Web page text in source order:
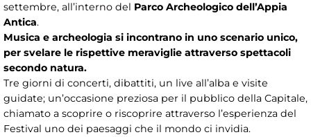
settembre, all’interno del Parco Archeologico dell’Appia
Antica.
Musica e archeologia si incontrano in uno scenario unico,
per svelare le rispettive meraviglie attraverso spettacoli
secondo natura.
Tre giorni di concerti, dibattiti, un live all’alba e visite
guidate; un’occasione preziosa per il pubblico della Capitale,
chiamato a scoprire o riscoprire attraverso l’esperienza del
Festival uno dei paesaggi che il mondo ci invidia.